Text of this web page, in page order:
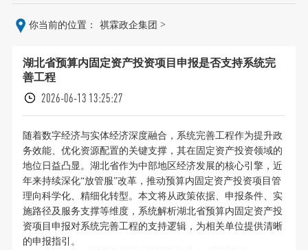
你当前的位置： 祺霖政企集团 >
湖北省预算内固定资产投资项目申报是否支持系统完
善工程
2026-06-13 13:25:27
随着数字经济与实体经济深度融合，系统完善工程作为提升政
务效能、优化资源配置的关键支撑，其在固定资产投资领域的
地位日益凸显。湖北省作为中部地区经济发展的核心引擎，近
年来持续深化“放管服”改革，推动预算内固定资产投资项目管
理向科学化、精细化转型。本文将从政策依据、申报条件、实
施路径及服务支撑等维度，系统解析湖北省预算内固定资产投
资项目申报对系统完善工程的支持逻辑，为相关单位提供清晰
的申报指引。